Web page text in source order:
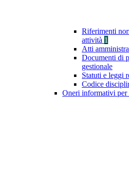
Riferimenti
attività 1
Atti
Documenti di
gestionale
Statuti e leggi
Codice
Oneri informativi per